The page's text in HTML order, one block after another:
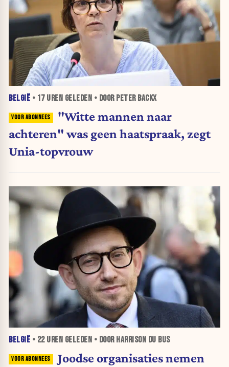
BELGIË • 17 UREN GELEDEN • DOOR PETER BACKX
"Witte mannen naar
achteren" was geen haatspraak, zegt
Unia-topvrouw
BELGIË • 22 UREN GELEDEN • DOOR HARRISON DU BUS
Joodse organisaties nemen